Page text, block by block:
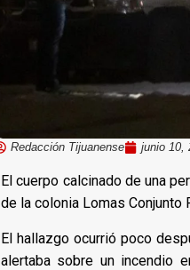
Redacción Tijuanense junio 10,
El cuerpo calcinado de una
de la colonia Lomas Conjunto
El hallazgo ocurrió poco
alertaba sobre un incendio